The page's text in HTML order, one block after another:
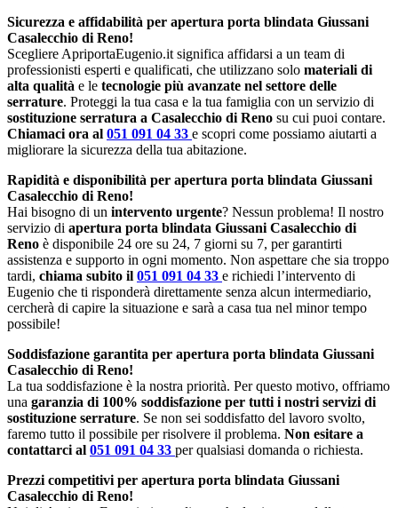
Sicurezza e affidabilità per apertura porta blindata Giussani
Casalecchio di Reno!
Scegliere ApriportaEugenio.it significa affidarsi a un team di
professionisti esperti e qualificati, che utilizzano solo materiali di
alta qualità e le tecnologie più avanzate nel settore delle
serrature. Proteggi la tua casa e la tua famiglia con un servizio di
sostituzione serratura a Casalecchio di Reno su cui puoi contare.
Chiamaci ora al 051 091 04 33 e scopri come possiamo aiutarti a
migliorare la sicurezza della tua abitazione.
Rapidità e disponibilità per apertura porta blindata Giussani
Casalecchio di Reno!
Hai bisogno di un intervento urgente? Nessun problema! Il nostro
servizio di apertura porta blindata Giussani Casalecchio di
Reno è disponibile 24 ore su 24, 7 giorni su 7, per garantirti
assistenza e supporto in ogni momento. Non aspettare che sia troppo
tardi, chiama subito il 051 091 04 33 e richiedi l’intervento di
Eugenio che ti risponderà direttamente senza alcun intermediario,
cercherà di capire la situazione e sarà a casa tua nel minor tempo
possibile!
Soddisfazione garantita per apertura porta blindata Giussani
Casalecchio di Reno!
La tua soddisfazione è la nostra priorità. Per questo motivo, offriamo
una garanzia di 100% soddisfazione per tutti i nostri servizi di
sostituzione serrature. Se non sei soddisfatto del lavoro svolto,
faremo tutto il possibile per risolvere il problema. Non esitare a
contattarci al 051 091 04 33 per qualsiasi domanda o richiesta.
Prezzi competitivi per apertura porta blindata Giussani
Casalecchio di Reno!